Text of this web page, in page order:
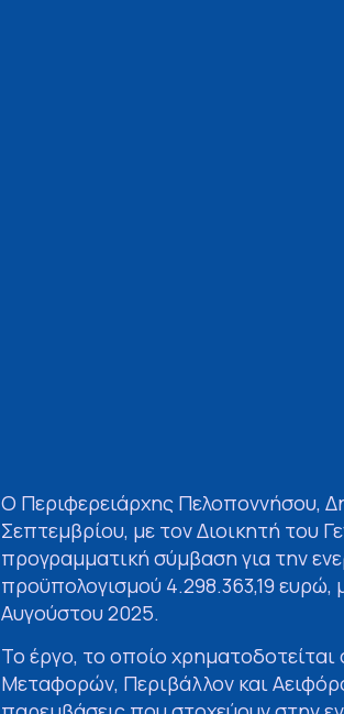
Ο Περιφερειάρχης Πελοποννήσου,
Σεπτεμβρίου, με τον Διοικητή του
προγραμματική σύμβαση για την
προϋπολογισμού 4.298.363,19
Αυγούστου 2025.
Το έργο, το οποίο
Μεταφορών, Περιβάλλον και